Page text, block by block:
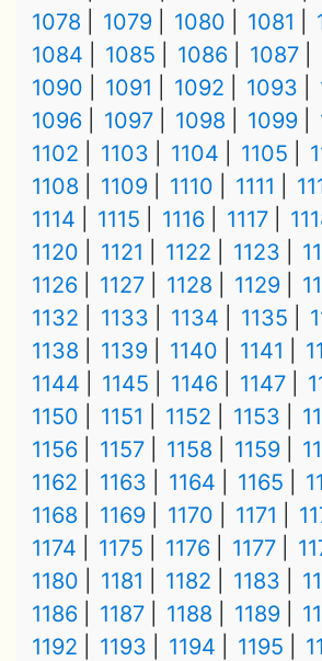
1078
1079 1080 1081
1084
1085 1086 1087
1090
1091 1092 1093
1096
1097 1098 1099
1102
1103 1104 1105
1108
1109 1110 1111
1114
1115 1116 1117
1120
1121 1122 1123
1126
1127 1128 1129
1132
1133 1134 1135
1138
1139 1140 1141
1144
1145 1146 1147
1150
1151 1152 1153
1156
1157 1158 1159
1162
1163 1164 1165
1168
1169 1170 1171
1174
1175 1176 1177
1180
1181 1182 1183
1186
1187 1188 1189
1192
1193 1194 1195